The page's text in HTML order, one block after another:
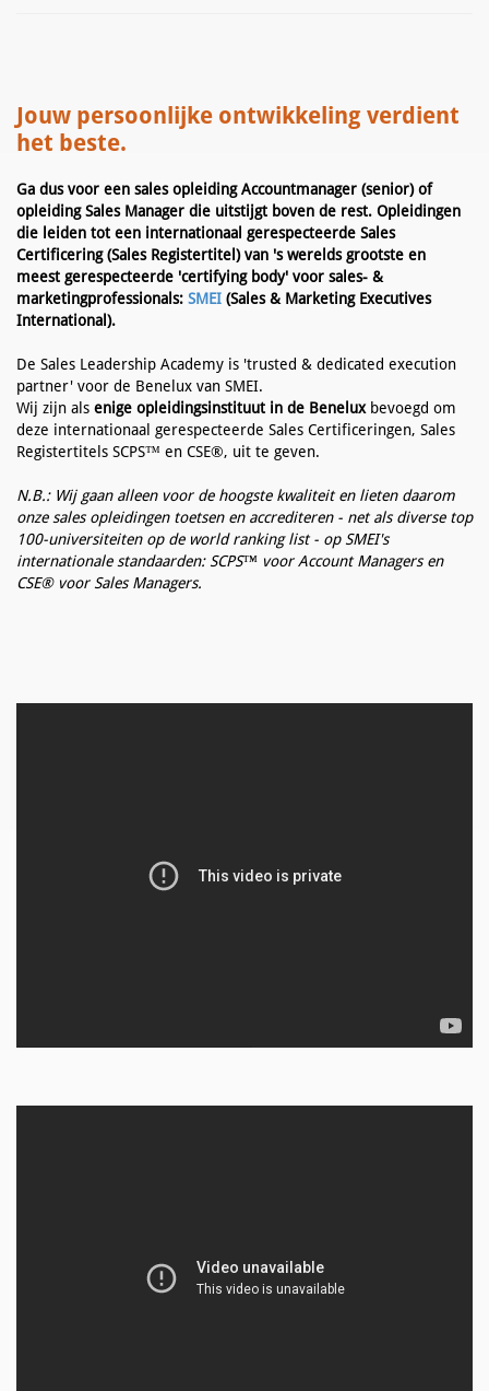
Jouw persoonlijke ontwikkeling verdient
het beste.
Ga dus voor een sales opleiding Accountmanager (senior) of
opleiding Sales Manager die uitstijgt boven de rest. Opleidingen
die leiden tot een internationaal gerespecteerde Sales
Certificering (Sales Registertitel) van 's werelds grootste en
meest gerespecteerde 'certifying body' voor sales- &
marketingprofessionals: SMEI (Sales & Marketing Executives
International).
De Sales Leadership Academy is 'trusted & dedicated execution
partner' voor de Benelux van SMEI.
Wij zijn als enige opleidingsinstituut in de Beneluxbevoegd om
deze internationaal gerespecteerde Sales Certificeringen, Sales
Registertitels SCPS™ en CSE®, uit te geven.
N.B.: Wij gaan alleen voor de hoogste kwaliteit en lieten daarom
onze sales opleidingen toetsen en accrediteren - net als diverse top
100-universiteiten op de world ranking list - op SMEI's
internationale standaarden: SCPS™ voor Account Managers en
CSE® voor Sales Managers.